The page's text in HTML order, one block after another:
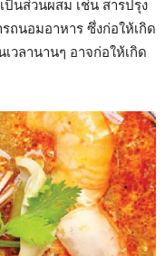
นส่วนผสม เช่น สารปรุง
ถนอมอาหาร ซึ่งก่อให้เกิด
วลานานๆ อาจก่อให้เกิด